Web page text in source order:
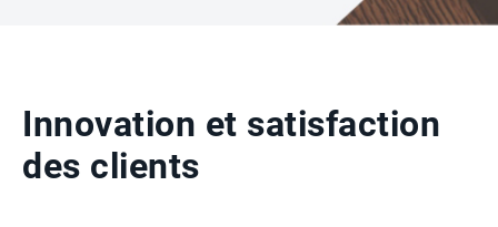
Innovation et satisfaction
des clients